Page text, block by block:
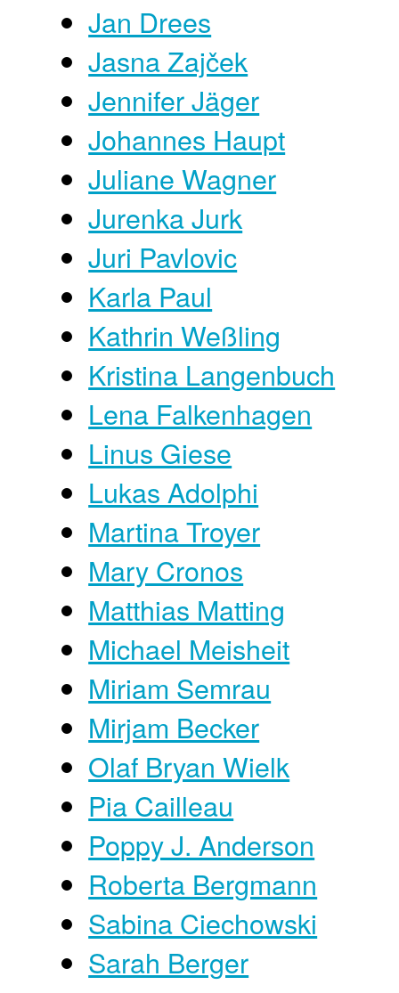
Jan Drees
Jasna Zajček
Jennifer Jäger
Johannes Haupt
Juliane Wagner
Jurenka Jurk
Juri Pavlovic
Karla Paul
Kathrin Weßling
Kristina Langenbuch
Lena Falkenhagen
Linus Giese
Lukas Adolphi
Martina Troyer
Mary Cronos
Matthias Matting
Michael Meisheit
Miriam Semrau
Mirjam Becker
Olaf Bryan Wielk
Pia Cailleau
Poppy J. Anderson
Roberta Bergmann
Sabina Ciechowski
Sarah Berger